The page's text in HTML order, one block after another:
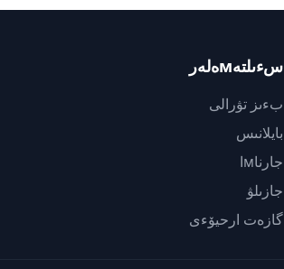
سءىلتەмەلەر
بءىز تۋرالى
بايلانىس
جارناмا
جازىلۋ
گازەت ارحيۆءى